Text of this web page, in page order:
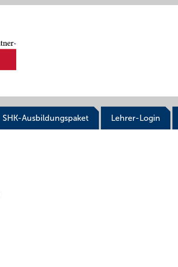
SHK-Ausbildungspaket Lehrer-Login